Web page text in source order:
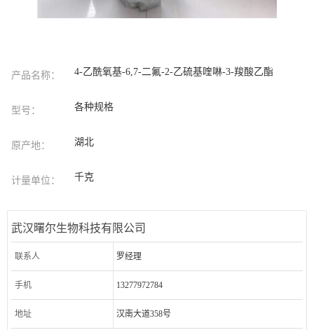
产品名称： 4-乙酰氧基-6,7-二氟-2-乙硫基喹啉-3-羧酸乙酯
型号： 各种规格
原产地： 湖北
计量单位： 千克
武汉曙尔生物科技有限公司
联系人 罗经理
手机 13277972784
地址 汉南大道358号